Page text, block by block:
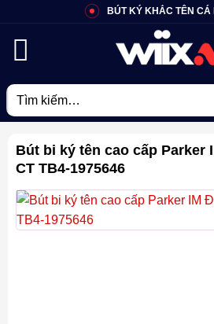
BÚT KÝ KHẮC TÊN
Tìm
kiếm:
Bút bi ký tên cao cấp Parker
CT TB4-1975646